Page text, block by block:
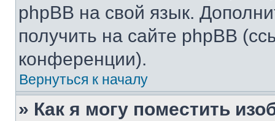
phpBB на свой язык.
получить на сайте phpBB
конференции).
Вернуться к началу
» Как я могу поместить